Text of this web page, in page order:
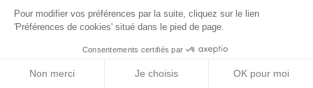
Pour modifier vos préférences par la suite, cliquez sur le lien
'Préférences de cookies' situé dans le pied de page.
Consentements certifiés par
Non merci Je choisis OK pour moi
Trouver mon Concepteur